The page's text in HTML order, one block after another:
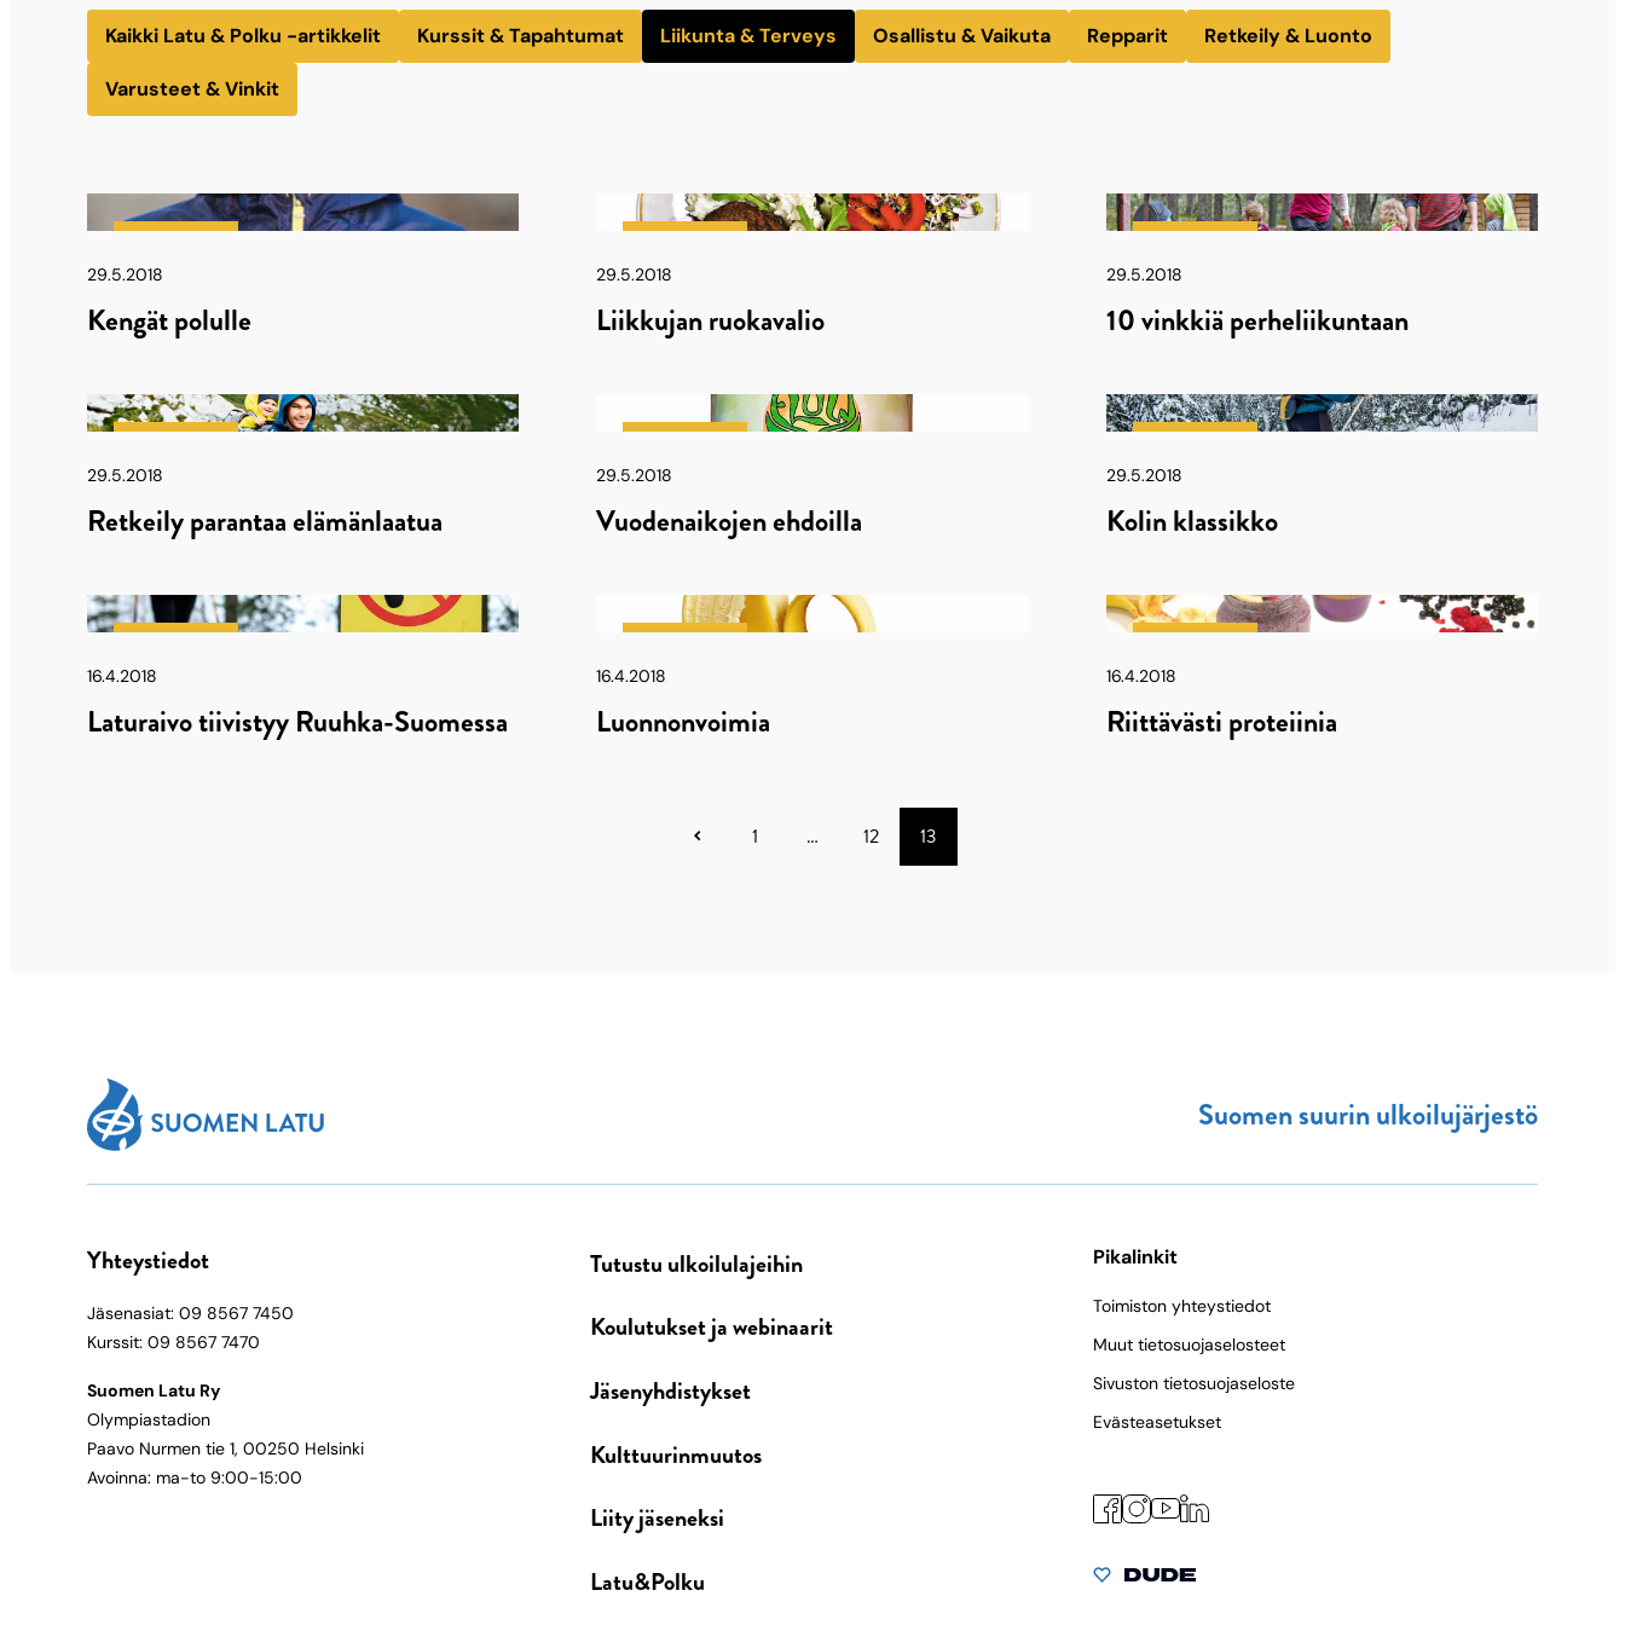
&
Polku
Kaikki Latu & Polku -artikkelit Kurssit & Tapahtumat Liikunta & Terveys Osallistu & Vaikuta Repparit Retkeily & Luonto
Varusteet & Vinkit
29.5.2018
Kengät polulle
29.5.2018
Liikkujan ruokavalio
29.5.2018
10 vinkkiä perheliikuntaan
29.5.2018
Retkeily parantaa elämänlaatua
29.5.2018
Vuodenaikojen ehdoilla
29.5.2018
Kolin klassikko
16.4.2018
Laturaivo tiivistyy Ruuhka-Suomessa
16.4.2018
Luonnonvoimia
16.4.2018
Riittävästi proteiinia
1 … 12 13
Suomen suurin ulkoilujärjestö
Yhteystiedot
Jäsenasiat: 09 8567 7450
Kurssit: 09 8567 7470
Suomen Latu Ry
Olympiastadion
Paavo Nurmen tie 1, 00250 Helsinki
Avoinna: ma-to 9:00-15:00
Tutustu ulkoilulajeihin
Koulutukset ja webinaarit
Jäsenyhdistykset
Kulttuurinmuutos
Liity jäseneksi
Latu&Polku
Pikalinkit
Toimiston yhteystiedot
Muut tietosuojaselosteet
Sivuston tietosuojaseloste
Evästeasetukset
Facebook
Instagram
YouTube
LinkedIn